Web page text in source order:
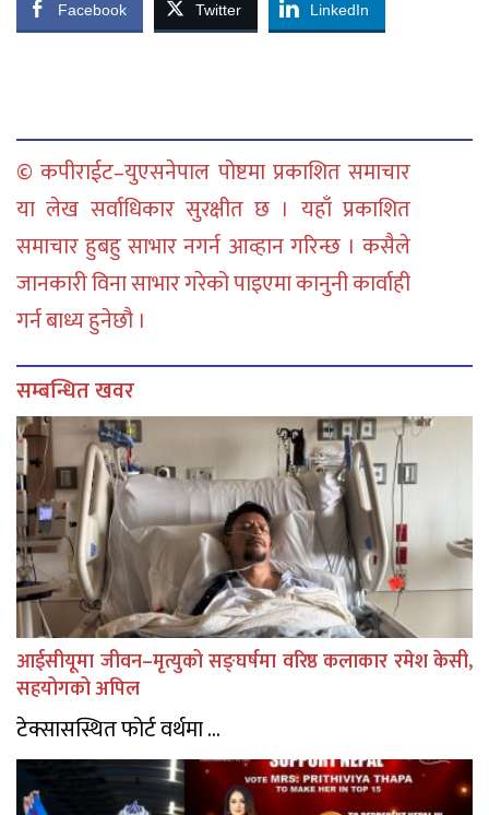
Facebook Twitter LinkedIn
© कपीराईट–युएसनेपाल पोष्टमा प्रकाशित समाचार
या लेख सर्वाधिकार सुरक्षीत छ । यहाँ प्रकाशित
समाचार हुबहु साभार नगर्न आव्हान गरिन्छ । कसैले
जानकारी विना साभार गरेको पाइएमा कानुनी कार्वाही
गर्न बाध्य हुनेछौ ।
सम्बन्धित खवर
आईसीयूमा जीवन–मृत्युको सङ्घर्षमा वरिष्ठ कलाकार रमेश केसी,
सहयोगको अपिल
टेक्सासस्थित फोर्ट वर्थमा ...